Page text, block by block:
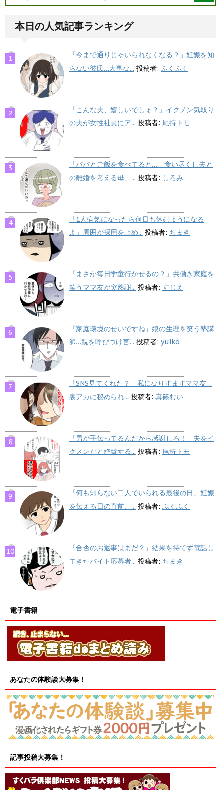
本日の人気記事ランキング
「今まで通りじゃいられなくなる？」妊娠を知
らない彼氏…大事な... 投稿者: ふくふく
「こんな夫、嬉しいでしょ？」イクメン気取り
の夫が女性社員にア... 投稿者: 尾持トモ
「パパとご飯を食べてると…」食い尽くし夫と
の離婚を考える母、... 投稿者: しろみ
「1人病気になったら何日も休むようになる
よ」周囲が採用を止め... 投稿者: ちまき
「まさか毎日学童行かせるの？」共働き家庭を
笑うママ友が突然謝... 投稿者: すじえ
「家庭環境のせいですね」娘の生理を笑う塾講
師…親を呼びつけ言... 投稿者: yuiko
「SNS見てくれた？」私になりすますママ友…
裏アカに秘められ... 投稿者: 真篠むい
「男が手伝ってるんだから感謝しろ！」夫をイ
クメンだと絶賛する... 投稿者: 尾持トモ
「何も知らない二人でいられる最後の日」妊娠
を伝える日の直前、... 投稿者: ふくふく
「合否のお返事はまだ？」結果を待てず電話し
てきたバイト応募者... 投稿者: ちまき
電子書籍
あなたの体験談大募集！
記事投稿大募集！